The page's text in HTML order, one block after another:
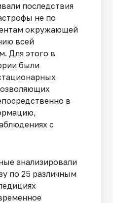
последствия
не по
окружающей
всей
Для этого в
были
в
с
анализировали
по 25 различным